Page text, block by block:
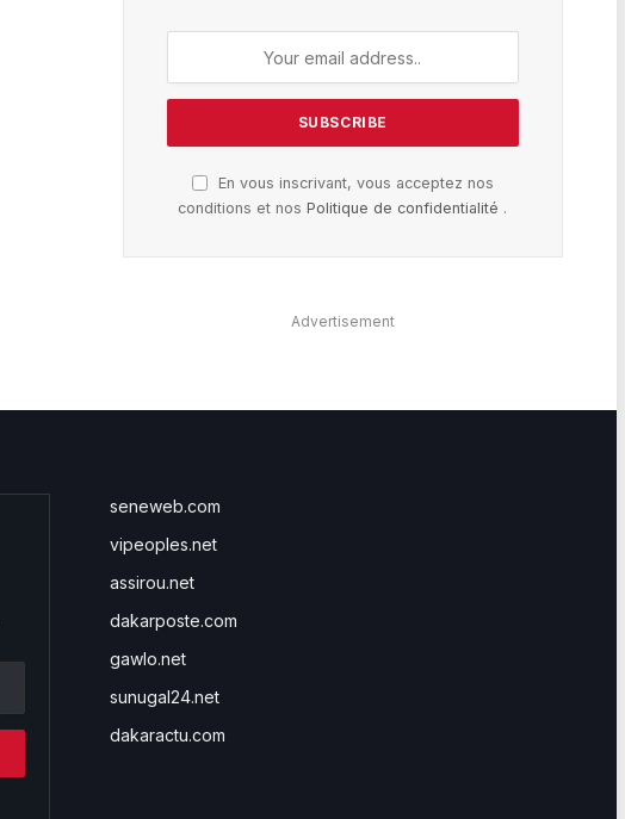
En vous inscrivant, vous acceptez nos
conditions et nosPolitique de confidentialité .
Advertisement
seneweb.com
vipeoples.net
assirou.net
dakarposte.com
gawlo.net
sunugal24.net
dakaractu.com